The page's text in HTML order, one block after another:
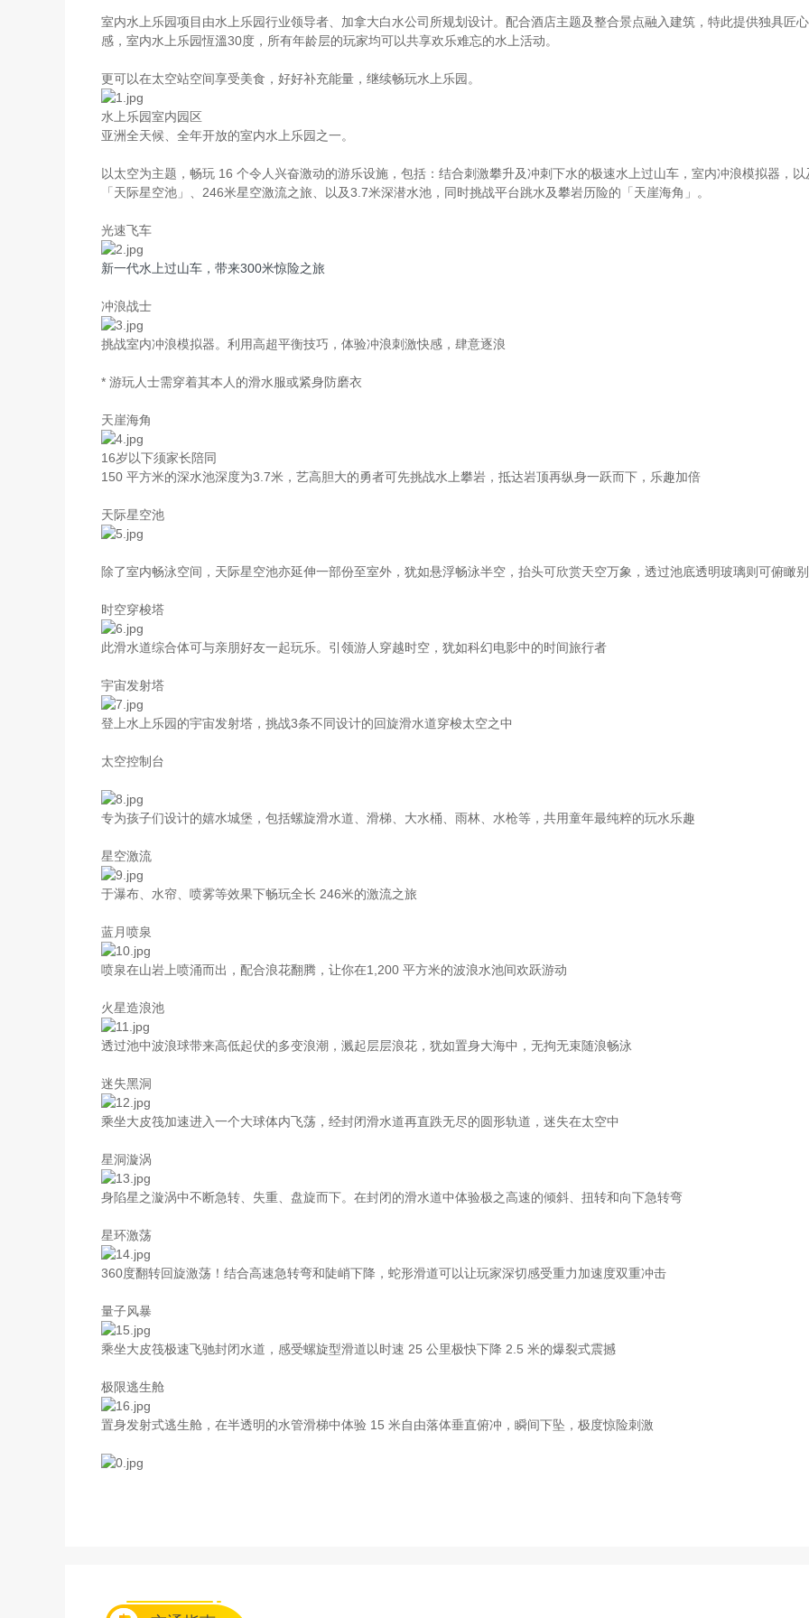
室内水上乐园项目由水上乐园行业领导者、加拿大白水公司所规划设计。配合酒店主题及整合景点融入建筑，特此提供独具匠
感，室内水上乐园恆溫30度，所有年龄层的玩家均可以共享欢乐难忘的水上活动。
更可以在太空站空间享受美食，好好补充能量，继续畅玩水上乐园。
水上乐园室内园区
亚洲全天候、全年开放的室内水上乐园之一。
以太空为主题，畅玩 16 个令人兴奋激动的游乐设施，包括：结合刺激攀升及冲刺下水的极速水上过山车，室内冲浪模拟器，
「天际星空池」、246米星空激流之旅、以及3.7米深潜水池，同时挑战平台跳水及攀岩历险的「天崖海角」。
光速飞车
新一代水上过山车，带来300米惊险之旅
冲浪战士
挑战室内冲浪模拟器。利用高超平衡技巧，体验冲浪刺激快感，肆意逐浪
* 游玩人士需穿着其本人的滑水服或紧身防磨衣
天崖海角
16岁以下须家长陪同
150 平方米的深水池深度为3.7米，艺高胆大的勇者可先挑战水上攀岩，抵达岩顶再纵身一跃而下，乐趣加倍
天际星空池
除了室内畅泳空间，天际星空池亦延伸一部份至室外，犹如悬浮畅泳半空，抬头可欣赏天空万象，透过池底透明玻璃则可俯瞰
时空穿梭塔
此滑水道综合体可与亲朋好友一起玩乐。引领游人穿越时空，犹如科幻电影中的时间旅行者
宇宙发射塔
登上水上乐园的宇宙发射塔，挑战3条不同设计的回旋滑水道穿梭太空之中
太空控制台
专为孩子们设计的嬉水城堡，包括螺旋滑水道、滑梯、大水桶、雨林、水枪等，共用童年最纯粹的玩水乐趣
星空激流
于瀑布、水帘、喷雾等效果下畅玩全长 246米的激流之旅
蓝月喷泉
喷泉在山岩上喷涌而出，配合浪花翻腾，让你在1,200 平方米的波浪水池间欢跃游动
火星造浪池
透过池中波浪球带来高低起伏的多变浪潮，溅起层层浪花，犹如置身大海中，无拘无束随浪畅泳
迷失黑洞
乘坐大皮筏加速进入一个大球体内飞荡，经封闭滑水道再直跌无尽的圆形轨道，迷失在太空中
星洞漩涡
身陷星之漩涡中不断急转、失重、盘旋而下。在封闭的滑水道中体验极之高速的倾斜、扭转和向下急转弯
星环激荡
360度翻转回旋激荡！结合高速急转弯和陡峭下降，蛇形滑道可以让玩家深切感受重力加速度双重冲击
量子风暴
乘坐大皮筏极速飞驰封闭水道，感受螺旋型滑道以时速 25 公里极快下降 2.5 米的爆裂式震撼
极限逃生舱
置身发射式逃生舱，在半透明的水管滑梯中体验 15 米自由落体垂直俯冲，瞬间下坠，极度惊险刺激